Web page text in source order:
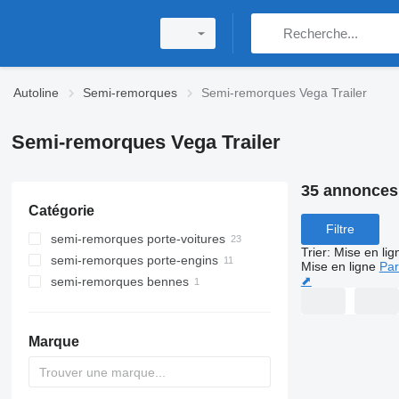
Autoline Semi-remorques Semi-remorques Vega Trailer
Semi-remorques Vega Trailer
Catégorie
semi-remorques porte-voitures
semi-remorques porte-engins
semi-remorques bennes
Marque
35
Filtre
Trier: Mise en
Mise en ligne
⬈